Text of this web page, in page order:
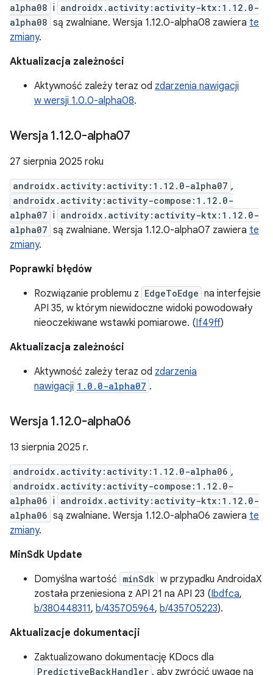
alpha08 i androidx.activity:activity-ktx:1.12.0-
alpha08 są zwalniane. Wersja 1.12.0-alpha08 zawiera te
zmiany.
Aktualizacja zależności
Aktywność zależy teraz od zdarzenia nawigacji
w wersji 1.0.0-alpha08.
Wersja 1.12.0-alpha07
27 sierpnia 2025 roku
androidx.activity:activity:1.12.0-alpha07 ,
androidx.activity:activity-compose:1.12.0-
alpha07 i androidx.activity:activity-ktx:1.12.0-
alpha07 są zwalniane. Wersja 1.12.0-alpha07 zawiera te
zmiany.
Poprawki błędów
Rozwiązanie problemu z EdgeToEdge na interfejsie
API 35, w którym niewidoczne widoki powodowały
nieoczekiwane wstawki pomiarowe. (If49ff)
Aktualizacja zależności
Aktywność zależy teraz od zdarzenia
nawigacji 1.0.0-alpha07 .
Wersja 1.12.0-alpha06
13 sierpnia 2025 r.
androidx.activity:activity:1.12.0-alpha06 ,
androidx.activity:activity-compose:1.12.0-
alpha06 i androidx.activity:activity-ktx:1.12.0-
alpha06 są zwalniane. Wersja 1.12.0-alpha06 zawiera te
zmiany.
MinSdk Update
Domyślna wartość minSdk w przypadku AndroidaX
została przeniesiona z API 21 na API 23 (Ibdfca,
b/380448311, b/435705964, b/435705223).
Aktualizacje dokumentacji
Zaktualizowano dokumentację KDocs dla
PredictiveBackHandler , aby zwrócić uwagę na